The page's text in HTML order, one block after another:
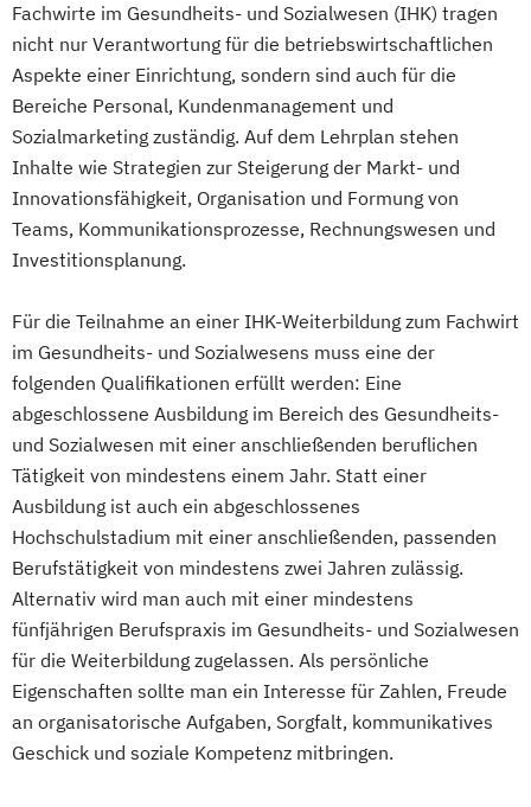
Fachwirte im Gesundheits- und Sozialwesen (IHK) tragen
nicht nur Verantwortung für die betriebswirtschaftlichen
Aspekte einer Einrichtung, sondern sind auch für die
Bereiche Personal, Kundenmanagement und
Sozialmarketing zuständig. Auf dem Lehrplan stehen
Inhalte wie Strategien zur Steigerung der Markt- und
Innovationsfähigkeit, Organisation und Formung von
Teams, Kommunikationsprozesse, Rechnungswesen und
Investitionsplanung.
Für die Teilnahme an einer IHK-Weiterbildung zum Fachwirt
im Gesundheits- und Sozialwesens muss eine der
folgenden Qualifikationen erfüllt werden: Eine
abgeschlossene Ausbildung im Bereich des Gesundheits-
und Sozialwesen mit einer anschließenden beruflichen
Tätigkeit von mindestens einem Jahr. Statt einer
Ausbildung ist auch ein abgeschlossenes
Hochschulstadium mit einer anschließenden, passenden
Berufstätigkeit von mindestens zwei Jahren zulässig.
Alternativ wird man auch mit einer mindestens
fünfjährigen Berufspraxis im Gesundheits- und Sozialwesen
für die Weiterbildung zugelassen. Als persönliche
Eigenschaften sollte man ein Interesse für Zahlen, Freude
an organisatorische Aufgaben, Sorgfalt, kommunikatives
Geschick und soziale Kompetenz mitbringen.